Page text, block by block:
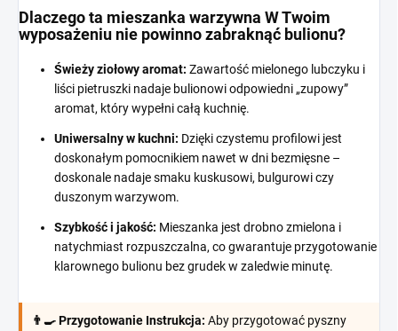
Dlaczego ta mieszanka warzywna W Twoim
wyposażeniu nie powinno zabraknąć bulionu?
Świeży ziołowy aromat: Zawartość mielonego lubczyku i
liści pietruszki nadaje bulionowi odpowiedni „zupowy”
aromat, który wypełni całą kuchnię.
Uniwersalny w kuchni: Dzięki czystemu profilowi ​​jest
doskonałym pomocnikiem nawet w dni bezmięsne –
doskonale nadaje smaku kuskusowi, bulgurowi czy
duszonym warzywom.
Szybkość i jakość: Mieszanka jest drobno zmielona i
natychmiast rozpuszczalna, co gwarantuje przygotowanie
klarownego bulionu bez grudek w zaledwie minutę.
👨‍🍳 Przygotowanie Instrukcja: Aby przygotować pyszny